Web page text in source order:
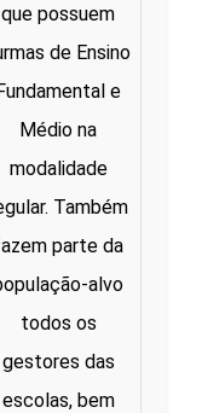
que possuem
de Ensino
e
Médio na
modalidade
Também
parte da
alvo
todos os
gestores das
escolas, bem